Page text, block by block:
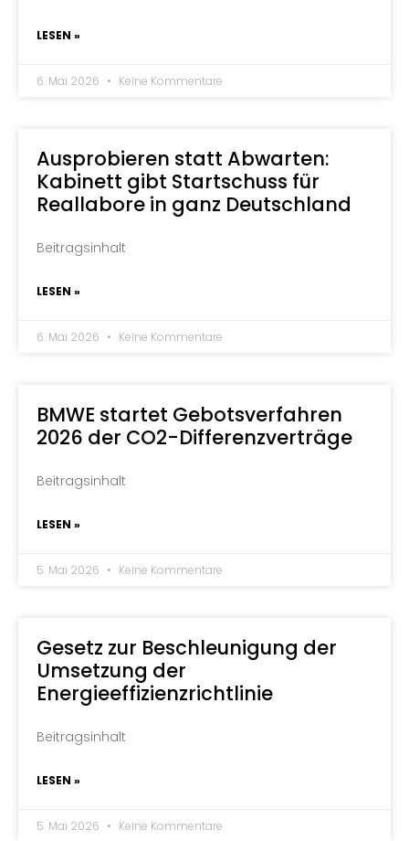
LESEN »
6. Mai 2026 Keine Kommentare
Ausprobieren statt Abwarten:
Kabinett gibt Startschuss für
Reallabore in ganz Deutschland
Beitragsinhalt
LESEN »
6. Mai 2026 Keine Kommentare
BMWE startet Gebotsverfahren
2026 der CO2-Differenzverträge
Beitragsinhalt
LESEN »
5. Mai 2026 Keine Kommentare
Gesetz zur Beschleunigung der
Umsetzung der
Energieeffizienzrichtlinie
Beitragsinhalt
LESEN »
5. Mai 2026 Keine Kommentare